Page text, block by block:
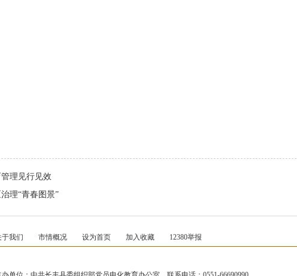
理见行见效
理“青春图景”
于我们 市情概况 设为首页 加入收藏 12380举报